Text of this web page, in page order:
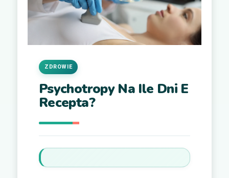
Psychotropy Na Ile Dni E
Recepta?
ZDROWIE